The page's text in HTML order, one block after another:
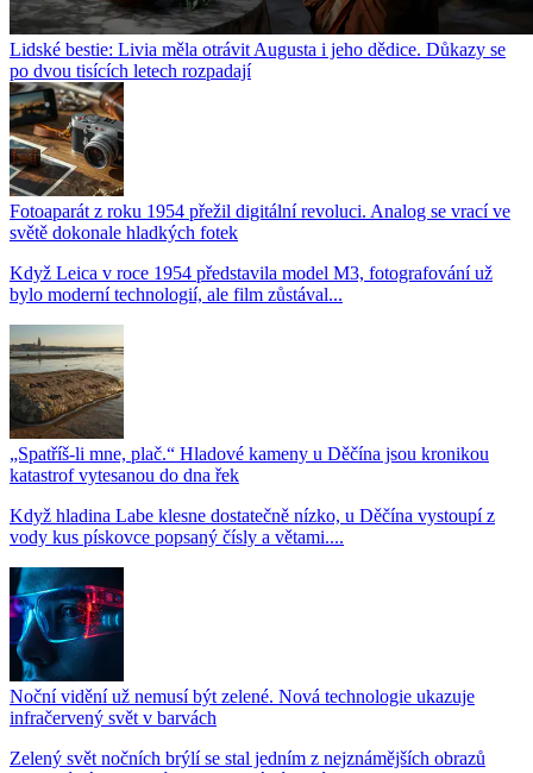
Lidské bestie: Livia měla otrávit Augusta i jeho dědice. Důkazy se
po dvou tisících letech rozpadají
Fotoaparát z roku 1954 přežil digitální revoluci. Analog se vrací ve
světě dokonale hladkých fotek
Když Leica v roce 1954 představila model M3, fotografování už
bylo moderní technologií, ale film zůstával...
„Spatříš-li mne, plač.“ Hladové kameny u Děčína jsou kronikou
katastrof vytesanou do dna řek
Když hladina Labe klesne dostatečně nízko, u Děčína vystoupí z
vody kus pískovce popsaný čísly a větami....
Noční vidění už nemusí být zelené. Nová technologie ukazuje
infračervený svět v barvách
Zelený svět nočních brýlí se stal jedním z nejznámějších obrazů